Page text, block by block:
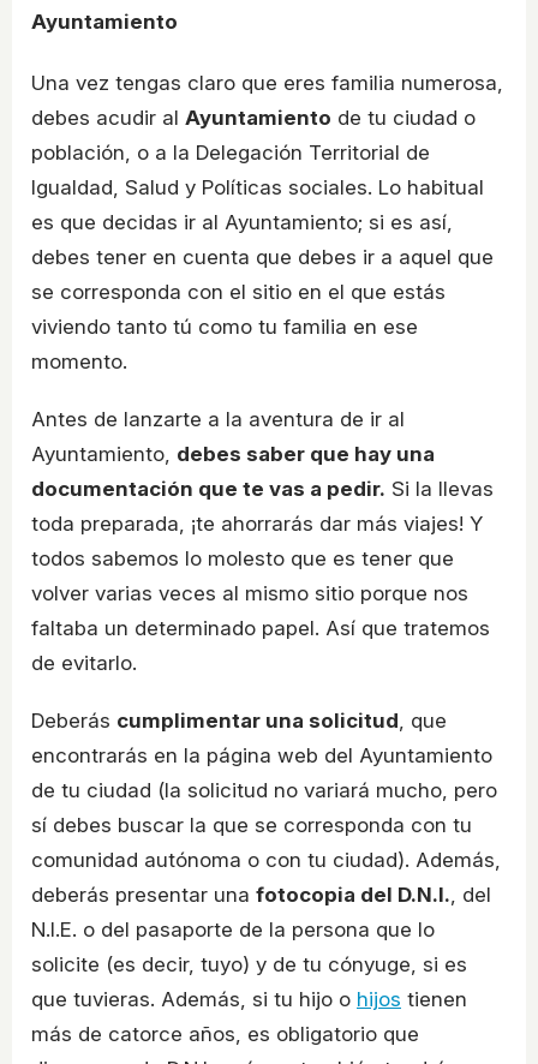
Ayuntamiento
Una vez tengas claro que eres familia numerosa,
debes acudir al Ayuntamiento de tu ciudad o
población, o a la Delegación Territorial de
Igualdad, Salud y Políticas sociales. Lo habitual
es que decidas ir al Ayuntamiento; si es así,
debes tener en cuenta que debes ir a aquel que
se corresponda con el sitio en el que estás
viviendo tanto tú como tu familia en ese
momento.
Antes de lanzarte a la aventura de ir al
Ayuntamiento, debes saber que hay una
documentación que te vas a pedir. Si la llevas
toda preparada, ¡te ahorrarás dar más viajes! Y
todos sabemos lo molesto que es tener que
volver varias veces al mismo sitio porque nos
faltaba un determinado papel. Así que tratemos
de evitarlo.
Deberás cumplimentar una solicitud, que
encontrarás en la página web del Ayuntamiento
de tu ciudad (la solicitud no variará mucho, pero
sí debes buscar la que se corresponda con tu
comunidad autónoma o con tu ciudad). Además,
deberás presentar una fotocopia del D.N.I., del
N.I.E. o del pasaporte de la persona que lo
solicite (es decir, tuyo) y de tu cónyuge, si es
que tuvieras. Además, si tu hijo o hijos tienen
más de catorce años, es obligatorio que